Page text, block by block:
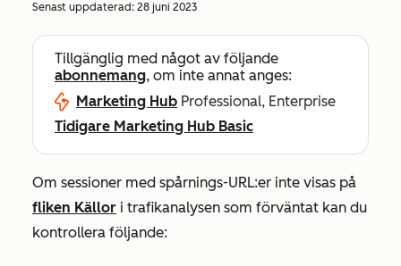
Senast uppdaterad: 28 juni 2023
Tillgänglig med något av följande
abonnemang, om inte annat anges:
Marketing Hub Professional, Enterprise
Tidigare Marketing Hub Basic
Om sessioner med spårnings-URL:er inte visas på
fliken Källor i trafikanalysen som förväntat kan du
kontrollera följande: